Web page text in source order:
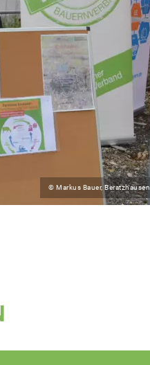
© Markus Bauer, Beratzhausen